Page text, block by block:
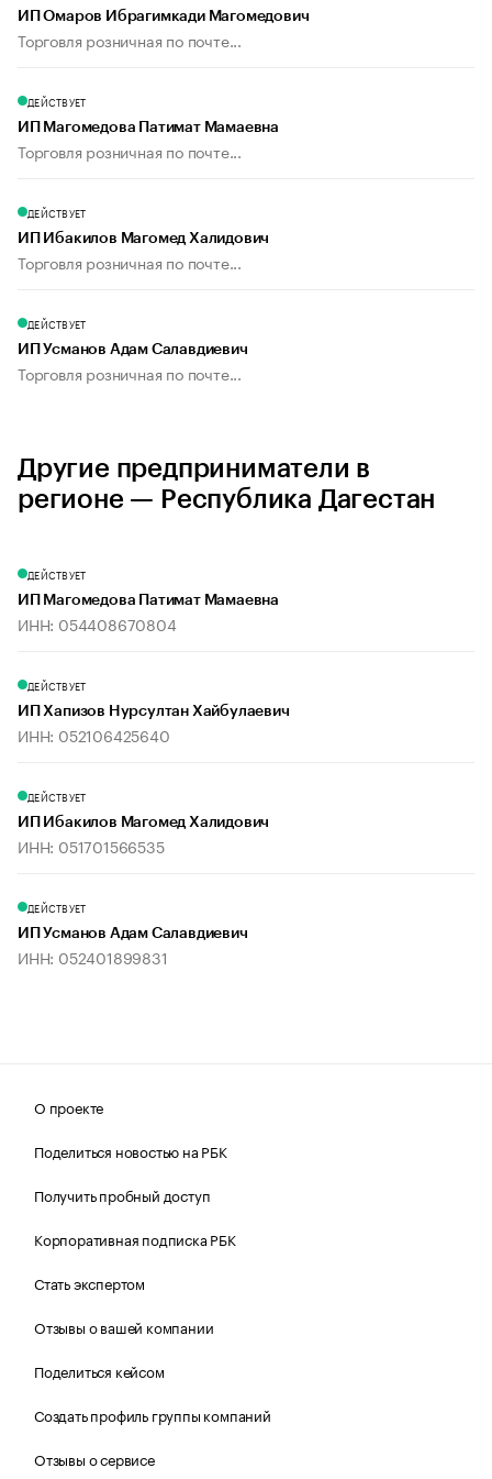
ИП Омаров Ибрагимкади Магомедович
Торговля розничная по почте...
ДЕЙСТВУЕТ
ИП Магомедова Патимат Мамаевна
Торговля розничная по почте...
ДЕЙСТВУЕТ
ИП Ибакилов Магомед Халидович
Торговля розничная по почте...
ДЕЙСТВУЕТ
ИП Усманов Адам Салавдиевич
Торговля розничная по почте...
Другие предприниматели в
регионе — Республика Дагестан
ДЕЙСТВУЕТ
ИП Магомедова Патимат Мамаевна
ИНН: 054408670804
ДЕЙСТВУЕТ
ИП Хапизов Нурсултан Хайбулаевич
ИНН: 052106425640
ДЕЙСТВУЕТ
ИП Ибакилов Магомед Халидович
ИНН: 051701566535
ДЕЙСТВУЕТ
ИП Усманов Адам Салавдиевич
ИНН: 052401899831
О проекте
Поделиться новостью на РБК
Получить пробный доступ
Корпоративная подписка РБК
Стать экспертом
Отзывы о вашей компании
Поделиться кейсом
Создать профиль группы компаний
Отзывы о сервисе